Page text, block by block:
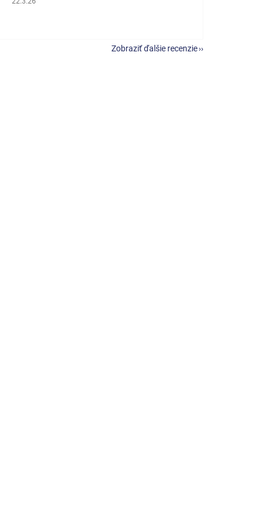
Zobraziť ďalšie recenzie